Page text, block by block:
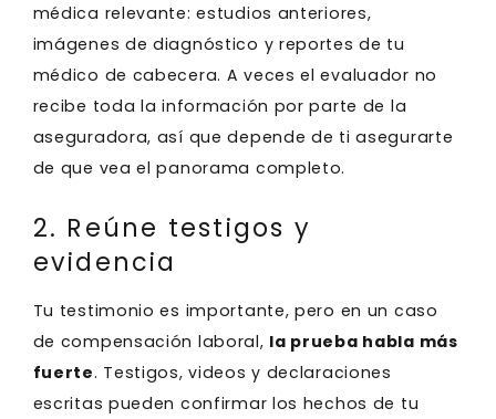
médica relevante: estudios anteriores,
imágenes de diagnóstico y reportes de tu
médico de cabecera. A veces el evaluador no
recibe toda la información por parte de la
aseguradora, así que depende de ti asegurarte
de que vea el panorama completo.
2. Reúne testigos y
evidencia
Tu testimonio es importante, pero en un caso
de compensación laboral, la prueba habla más
fuerte. Testigos, videos y declaraciones
escritas pueden confirmar los hechos de tu